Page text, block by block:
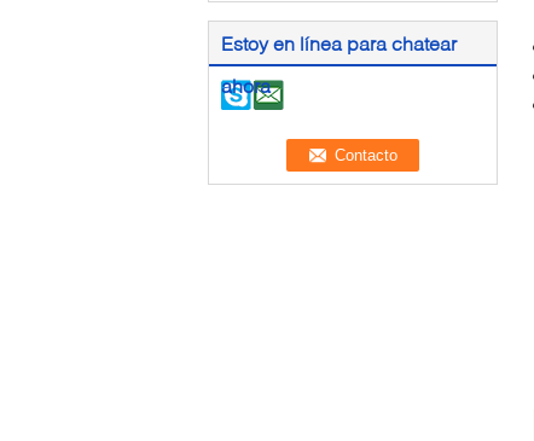
Estoy en línea para chatear
ahora